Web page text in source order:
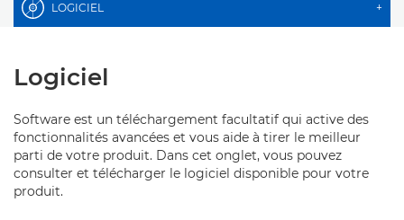
LOGICIEL +
Logiciel
Software est un téléchargement facultatif qui active des
fonctionnalités avancées et vous aide à tirer le meilleur
parti de votre produit. Dans cet onglet, vous pouvez
consulter et télécharger le logiciel disponible pour votre
produit.